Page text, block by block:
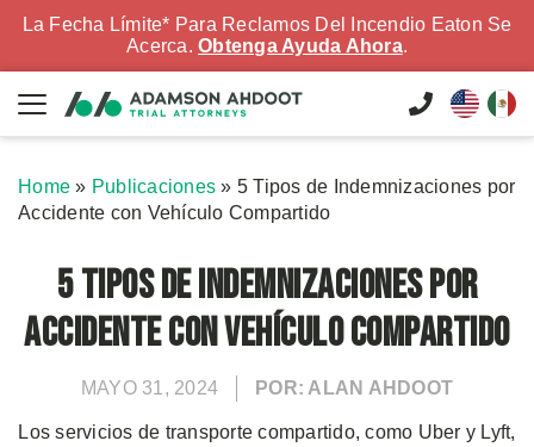
La Fecha Límite* Para Reclamos Del Incendio Eaton Se
Acerca. Obtenga Ayuda Ahora.
Home » Publicaciones » 5 Tipos de Indemnizaciones por
Accidente con Vehículo Compartido
5 Tipos de Indemnizaciones por
Accidente con Vehículo Compartido
MAYO 31, 2024 POR: ALAN AHDOOT
Los servicios de transporte compartido, como Uber y Lyft,